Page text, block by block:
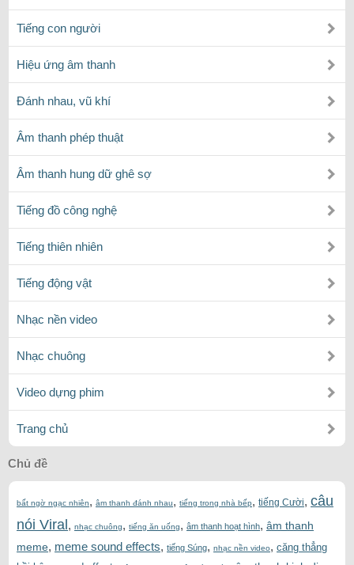
Tiếng con người
Hiệu ứng âm thanh
Đánh nhau, vũ khí
Âm thanh phép thuật
Âm thanh hung dữ ghê sợ
Tiếng đồ công nghệ
Tiếng thiên nhiên
Tiếng động vật
Nhạc nền video
Nhạc chuông
Video dựng phim
Trang chủ
Chủ đề
bất ngờ ngạc nhiên, âm thanh đánh nhau, tiếng trong nhà bếp, tiếng Cười, câu
nói Viral , nhạc chuông, tiếng ăn uống, âm thanh hoạt hình, âm thanh
meme, meme sound effects, tiếng Súng, nhạc nền video, căng thẳng